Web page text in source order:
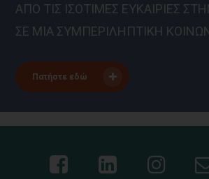
ΑΠΟ ΤΙΣ ΙΣΟΤΙΜΕΣ ΕΥΚΑΙΡΙΕΣ
ΣΕ ΜΙΑ ΣΥΜΠΕΡΙΛΗΠΤΙΚΗ
Πατήστε εδώ